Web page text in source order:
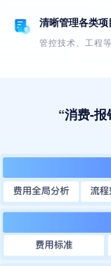
清晰管理各类
管控技术、工程
“消费-报